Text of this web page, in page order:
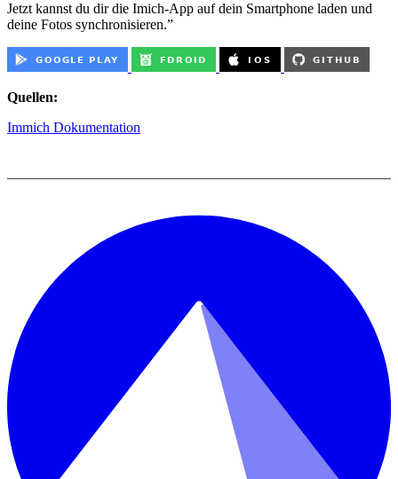
Jetzt kannst du dir die Imich-App auf dein Smartphone laden und
deine Fotos synchronisieren.”
Quellen:
Immich Dokumentation